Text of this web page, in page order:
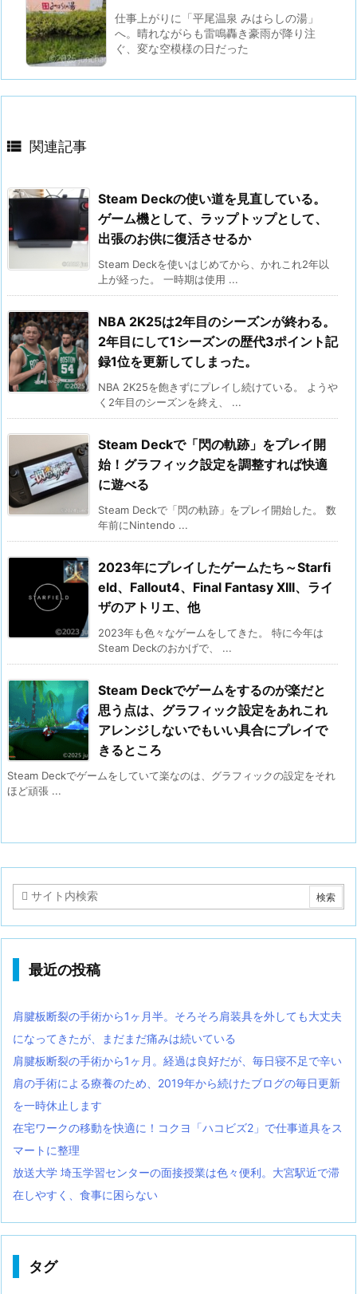
仕事上がりに「平尾温泉 みはらしの湯」
へ。晴れながらも雷鳴轟き豪雨が降り注
ぐ、変な空模様の日だった
 関連記事
Steam Deckの使い道を見直している。
ゲーム機として、ラップトップとして、
出張のお供に復活させるか
Steam Deckを使いはじめてから、かれこれ2年以
上が経った。 一時期は使用 ...
NBA 2K25は2年目のシーズンが終わる。
2年目にして1シーズンの歴代3ポイント記
録1位を更新してしまった。
NBA 2K25を飽きずにプレイし続けている。 ようや
く2年目のシーズンを終え、 ...
Steam Deckで「閃の軌跡」をプレイ開
始！グラフィック設定を調整すれば快適
に遊べる
Steam Deckで「閃の軌跡」をプレイ開始した。 数
年前にNintendo ...
2023年にプレイしたゲームたち～Starfi
eld、Fallout4、Final Fantasy XIII、ライ
ザのアトリエ、他
2023年も色々なゲームをしてきた。 特に今年は
Steam Deckのおかげで、 ...
Steam Deckでゲームをするのが楽だと
思う点は、グラフィック設定をあれこれ
アレンジしないでもいい具合にプレイで
きるところ
Steam Deckでゲームをしていて楽なのは、グラフィックの設定をそれ
ほど頑張 ...
最近の投稿
肩腱板断裂の手術から1ヶ月半。そろそろ肩装具を外しても大丈夫
になってきたが、まだまだ痛みは続いている
肩腱板断裂の手術から1ヶ月。経過は良好だが、毎日寝不足で辛い
肩の手術による療養のため、2019年から続けたブログの毎日更新
を一時休止します
在宅ワークの移動を快適に！コクヨ「ハコビズ2」で仕事道具をス
マートに整理
放送大学 埼玉学習センターの面接授業は色々便利。大宮駅近で滞
在しやすく、食事に困らない
タグ